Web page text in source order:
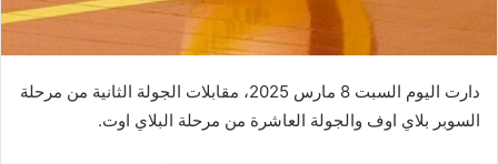
دارت اليوم السبت 8 مارس 2025، مقابلات الجولة الثانية من مرحلة
السوبر بلاي اوف والجولة العاشرة من مرحلة البلاي اوت.